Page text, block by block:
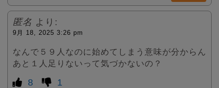
匿名 より:
9月 18, 2025 3:26 pm
なんで５９人なのに始めてしまう意味が分からん
あと１人足りないって気づかないの？
8 1